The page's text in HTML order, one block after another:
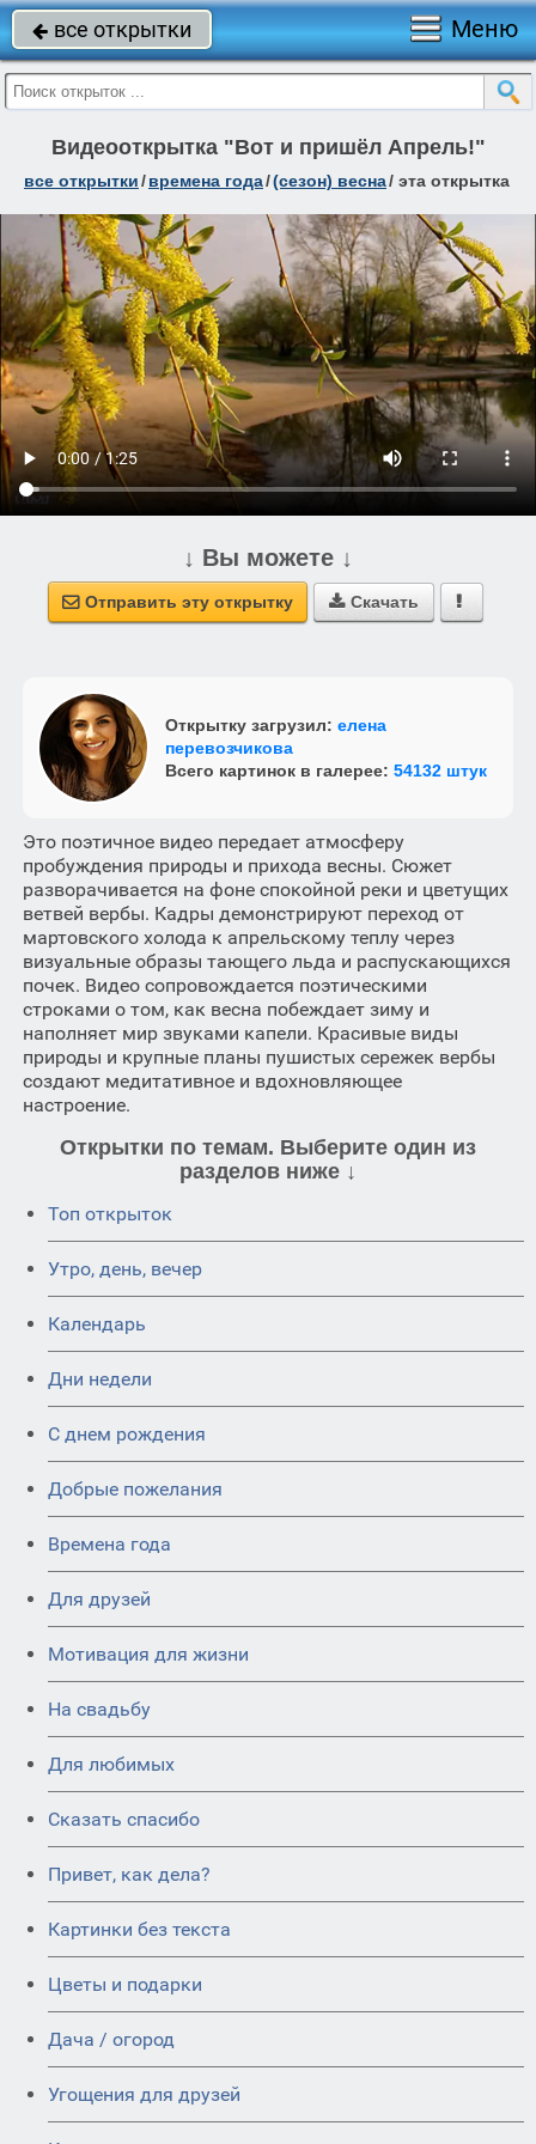
 все открытки Меню
Видеооткрытка "Вот и пришёл Апрель!"
все открытки/времена года/(сезон) весна/ эта открытка
↓ Вы можете ↓
 Отправить эту открытку  Скачать 
Открытку загрузил: елена
перевозчикова
Всего картинок в галерее: 54132 штук
Это поэтичное видео передает атмосферу
пробуждения природы и прихода весны. Сюжет
разворачивается на фоне спокойной реки и цветущих
ветвей вербы. Кадры демонстрируют переход от
мартовского холода к апрельскому теплу через
визуальные образы тающего льда и распускающихся
почек. Видео сопровождается поэтическими
строками о том, как весна побеждает зиму и
наполняет мир звуками капели. Красивые виды
природы и крупные планы пушистых сережек вербы
создают медитативное и вдохновляющее
настроение.
Открытки по темам. Выберите один из
разделов ниже ↓
Топ открыток
Утро, день, вечер
Календарь
Дни недели
C днем рождения
Добрые пожелания
Времена года
Для друзей
Мотивация для жизни
На свадьбу
Для любимых
Сказать спасибо
Привет, как дела?
Картинки без текста
Цветы и подарки
Дача / огород
Угощения для друзей